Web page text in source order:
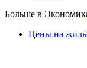
Больше в
Цены на